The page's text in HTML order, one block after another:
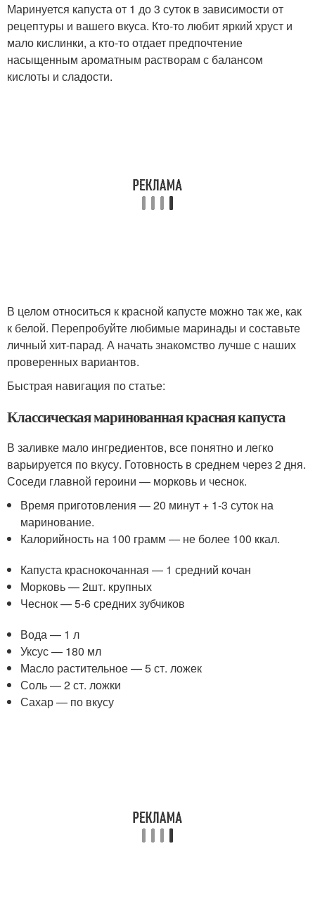
Маринуется капуста от 1 до 3 суток в зависимости от
рецептуры и вашего вкуса. Кто-то любит яркий хруст и
мало кислинки, а кто-то отдает предпочтение
насыщенным ароматным растворам с балансом
кислоты и сладости.
В целом относиться к красной капусте можно так же, как
к белой. Перепробуйте любимые маринады и составьте
личный хит-парад. А начать знакомство лучше с наших
проверенных вариантов.
Быстрая навигация по статье:
Классическая маринованная красная капуста
В заливке мало ингредиентов, все понятно и легко
варьируется по вкусу. Готовность в среднем через 2 дня.
Соседи главной героини — морковь и чеснок.
Время приготовления — 20 минут + 1-3 суток на
маринование.
Калорийность на 100 грамм — не более 100 ккал.
Капуста краснокочанная — 1 средний кочан
Морковь — 2шт. крупных
Чеснок — 5-6 средних зубчиков
Вода — 1 л
Уксус — 180 мл
Масло растительное — 5 ст. ложек
Соль — 2 ст. ложки
Сахар — по вкусу